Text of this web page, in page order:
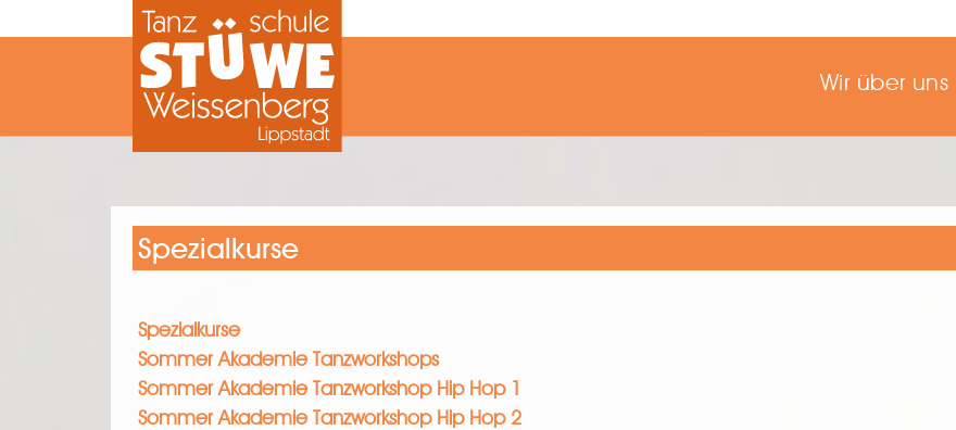
Zum Hauptinhalt springen
Wir über uns
Spezialkurse
Spezialkurse
Sommer Akademie Tanzworkshops
Sommer Akademie Tanzworkshop Hip Hop 1
Sommer Akademie Tanzworkshop Hip Hop 2